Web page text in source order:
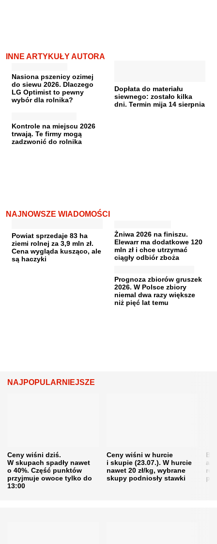
INNE ARTYKUŁY AUTORA
Nasiona pszenicy ozimej
do siewu 2026. Dlaczego
LG Optimist to pewny
wybór dla rolnika?
Dopłata do materiału
siewnego: zostało kilka
dni. Termin mija 14 sierpnia
Kontrole na miejscu 2026
trwają. Te firmy mogą
zadzwonić do rolnika
NAJNOWSZE WIADOMOŚCI
Powiat sprzedaje 83 ha
ziemi rolnej za 3,9 mln zł.
Cena wygląda kusząco, ale
są haczyki
Żniwa 2026 na finiszu.
Elewarr ma dodatkowe 120
mln zł i chce utrzymać
ciągły odbiór zboża
Prognoza zbiorów gruszek
2026. W Polsce zbiory
niemal dwa razy większe
niż pięć lat temu
NAJPOPULARNIEJSZE
Ceny wiśni dziś.
W skupach spadły nawet
o 40%. Część punktów
przyjmuje owoce tylko do
13:00
Ceny wiśni w hurcie
i skupie (23.07.). W hurcie
nawet 20 zł/kg, wybrane
skupy podniosły stawki